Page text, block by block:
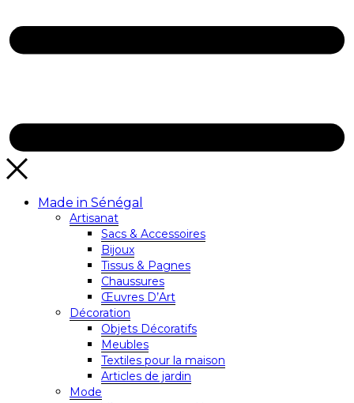
Made in Sénégal
Artisanat
Sacs & Accessoires
Bijoux
Tissus & Pagnes
Chaussures
Œuvres D’Art
Décoration
Objets Décoratifs
Meubles
Textiles pour la maison
Articles de jardin
Mode